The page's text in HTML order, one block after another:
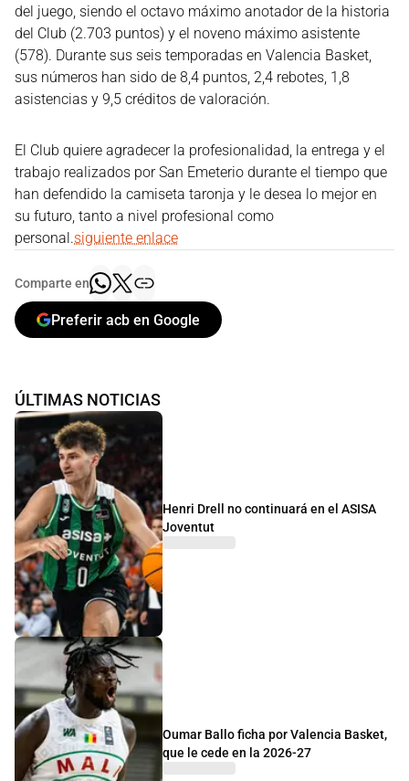
del juego, siendo el octavo máximo anotador de la historia
del Club (2.703 puntos) y el noveno máximo asistente
(578). Durante sus seis temporadas en Valencia Basket,
sus números han sido de 8,4 puntos, 2,4 rebotes, 1,8
asistencias y 9,5 créditos de valoración.
El Club quiere agradecer la profesionalidad, la entrega y el
trabajo realizados por San Emeterio durante el tiempo que
han defendido la camiseta taronja y le desea lo mejor en
su futuro, tanto a nivel profesional como
personal.siguiente enlace
Comparte en
Preferir acb en Google
ÚLTIMAS NOTICIAS
Henri Drell no continuará en el ASISA
Joventut
Oumar Ballo ficha por Valencia Basket,
que le cede en la 2026-27